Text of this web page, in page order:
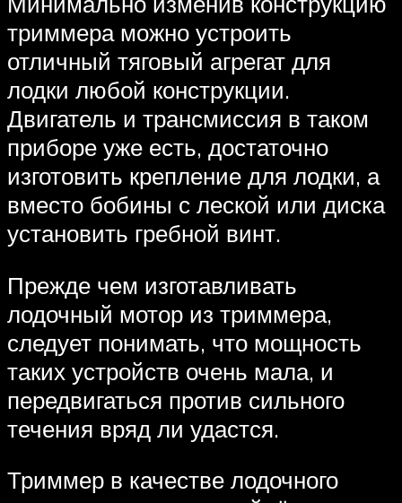
триммера можно устроить
отличный тяговый агрегат для
лодки любой конструкции.
Двигатель и трансмиссия в таком
приборе уже есть, достаточно
изготовить крепление для лодки, а
вместо бобины с леской или диска
установить гребной винт.
Прежде чем изготавливать
лодочный мотор из триммера,
следует понимать, что мощность
таких устройств очень мала, и
передвигаться против сильного
течения вряд ли удастся.
Триммер в качестве лодочного